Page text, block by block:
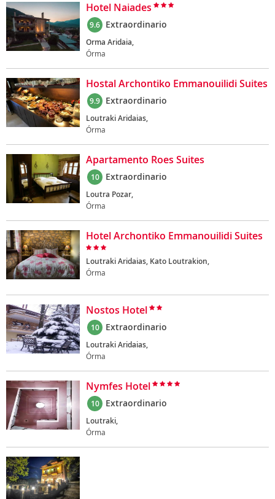
Hotel Naiades
9.6 Extraordinario
Orma Aridaia,
Órma
Hostal Archontiko Emmanouilidi Suites
9.9 Extraordinario
Loutraki Aridaias,
Órma
Apartamento Roes Suites
10 Extraordinario
Loutra Pozar,
Órma
Hotel Archontiko Emmanouilidi Suites
Loutraki Aridaias, Kato Loutrakion,
Órma
Nostos Hotel
10 Extraordinario
Loutraki Aridaias,
Órma
Nymfes Hotel
10 Extraordinario
Loutraki,
Órma